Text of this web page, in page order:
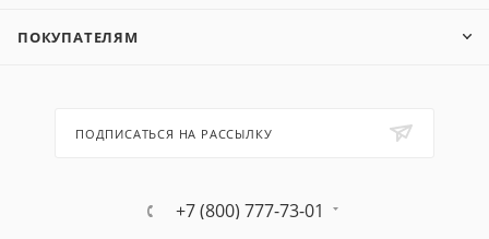
ПОКУПАТЕЛЯМ
ПОДПИСАТЬСЯ НА РАССЫЛКУ
+7 (800) 777-73-01